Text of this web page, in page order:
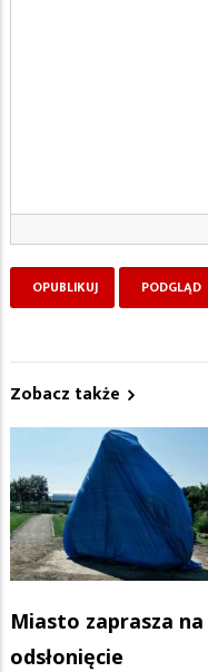
Zobacz także
Miasto zaprasza na
odsłonięcie